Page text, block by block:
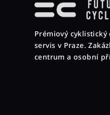
Prémiový
servis v Praze.
centrum a osobní